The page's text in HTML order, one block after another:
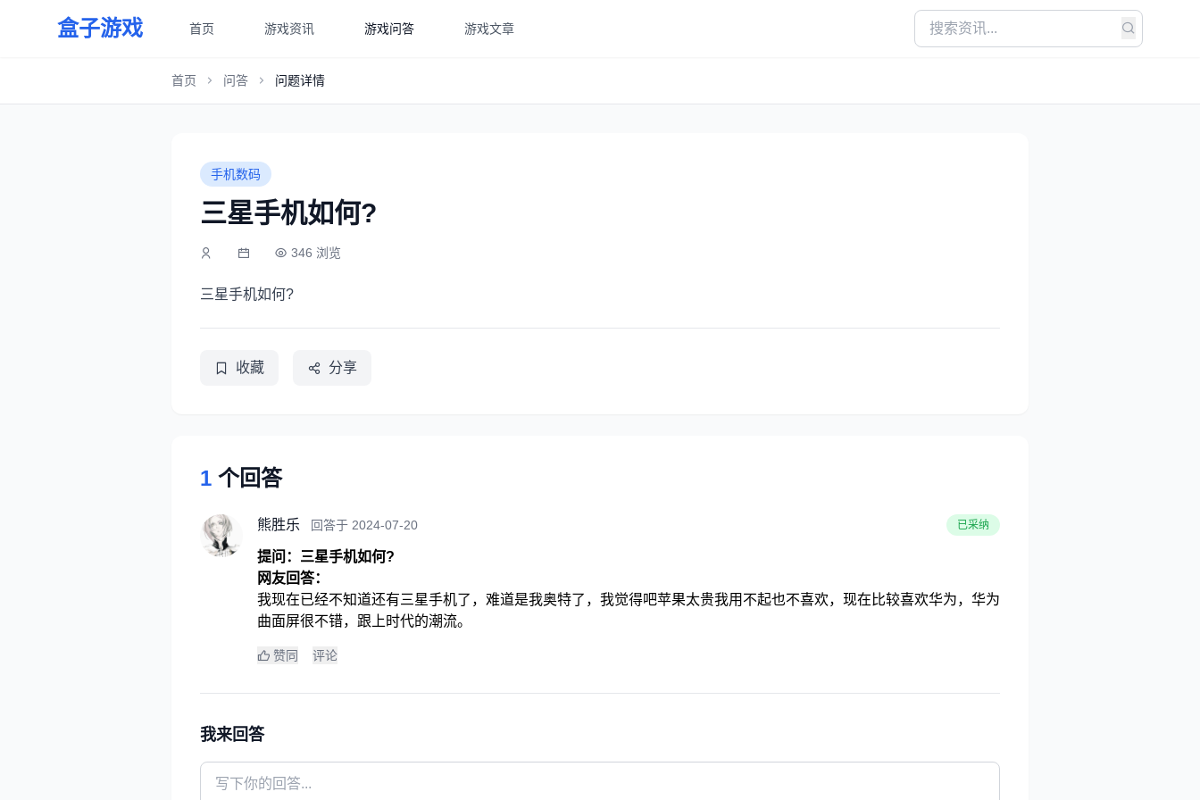
盒子游戏 首页 游戏资讯 游戏问答 游戏文章
首页 问答 问题详情
手机数码
三星手机如何?
346 浏览
三星手机如何?
收藏 分享
1 个回答
熊胜乐 回答于 2024-07-20 已采纳
提问：三星手机如何?
网友回答：
我现在已经不知道还有三星手机了，难道是我奥特了，我觉得吧苹果太贵我用不起也不喜欢，现在比较喜欢华为，华为
曲面屏很不错，跟上时代的潮流。
赞同 评论
我来回答